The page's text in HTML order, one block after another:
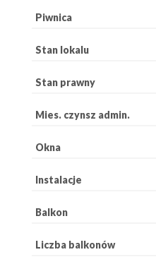
Piwnica
Stan lokalu
Stan prawny
Mies. czynsz admin.
Okna
Instalacje
Balkon
Liczba balkonów